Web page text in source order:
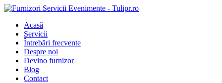
Acasă
Servicii
Întrebări frecvente
Despre noi
Devino furnizor
Blog
Contact